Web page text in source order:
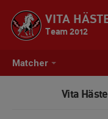
Matcher
VITA
Team 2012
Vita